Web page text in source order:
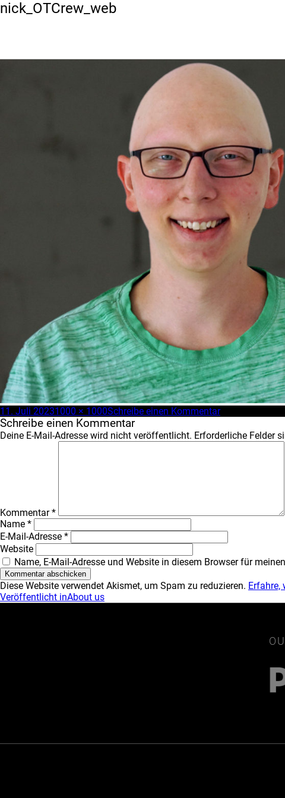
Vorheriges Bild
nick_OTCrew_web
Veröffentlicht
am
11. Juli 2023Volle
Größe
1000 × 1000Schreibe einen Kommentarzu
Schreibe einen Kommentar
Deine E-Mail-Adresse wird nicht veröffentlicht. Erforderliche Felder
Kommentar*
Name *
E-Mail-Adresse *
Website
Name, E-Mail-Adresse und Website in diesem Browser für
Diese Website verwendet Akismet, um Spam zu reduzieren. Erfahre,
Beitragsnavigation
Veröffentlicht inAbout us